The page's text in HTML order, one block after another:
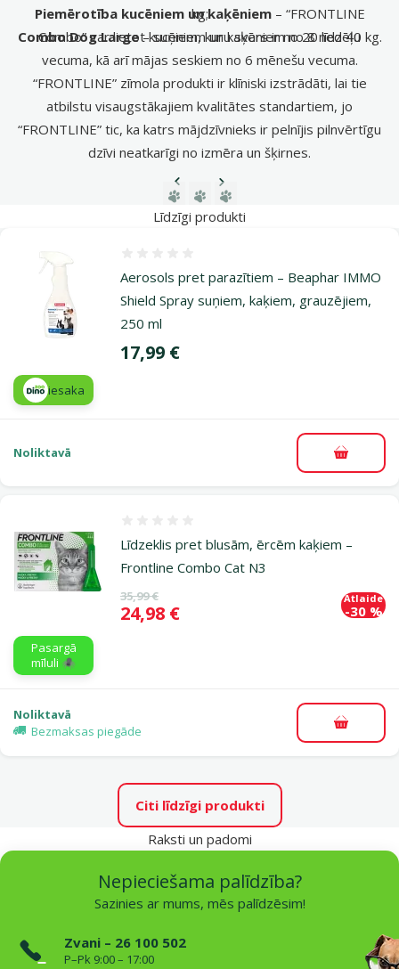
kg;
Combo Dog Large– suņiem, kuru svars ir no 20 līdz 40 kg.
Piemērotība kucēniem un kaķēniem– “FRONTLINE
Combo” var lietot kucēniem un kaķēniem no 8 nedēļu
vecuma, kā arī mājas seskiem no 6 mēnešu vecuma.
“FRONTLINE” zīmola produkti ir klīniski izstrādāti, lai tie
atbilstu visaugstākajiem kvalitātes standartiem, jo
“FRONTLINE” tic, ka katrs mājdzīvnieks ir pelnījis pilnvērtīgu
dzīvi neatkarīgi no izmēra un šķirnes.
Iepriekšējā lapa
Nākamā lapa
Līdzīgi produkti
Aerosols pret parazītiem – Beaphar IMMO
Shield Spray suņiem, kaķiem, grauzējiem,
250 ml
Cena
17,99 €
iesaka
Noliktavā
Līdzeklis pret blusām, ērcēm kaķiem –
Frontline Combo Cat N3
Oriģinālā cena
35,99 €
Cena
24,98 €
Atlaide
-30 %
Pasargā
mīluli 🕷️
Noliktavā
Bezmaksas piegāde
Citi līdzīgi produkti
Raksti un padomi
Nepieciešama palīdzība?
Sazinies ar mums, mēs palīdzēsim!
Zvani – 26 100 502
P–Pk 9:00 – 17:00